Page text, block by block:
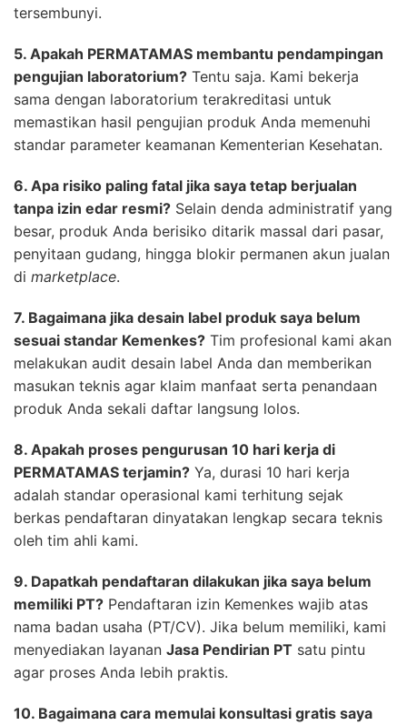
tersembunyi.
5. Apakah PERMATAMAS membantu pendampingan
pengujian laboratorium? Tentu saja. Kami bekerja
sama dengan laboratorium terakreditasi untuk
memastikan hasil pengujian produk Anda memenuhi
standar parameter keamanan Kementerian Kesehatan.
6. Apa risiko paling fatal jika saya tetap berjualan
tanpa izin edar resmi? Selain denda administratif yang
besar, produk Anda berisiko ditarik massal dari pasar,
penyitaan gudang, hingga blokir permanen akun jualan
di marketplace.
7. Bagaimana jika desain label produk saya belum
sesuai standar Kemenkes? Tim profesional kami akan
melakukan audit desain label Anda dan memberikan
masukan teknis agar klaim manfaat serta penandaan
produk Anda sekali daftar langsung lolos.
8. Apakah proses pengurusan 10 hari kerja di
PERMATAMAS terjamin? Ya, durasi 10 hari kerja
adalah standar operasional kami terhitung sejak
berkas pendaftaran dinyatakan lengkap secara teknis
oleh tim ahli kami.
9. Dapatkah pendaftaran dilakukan jika saya belum
memiliki PT? Pendaftaran izin Kemenkes wajib atas
nama badan usaha (PT/CV). Jika belum memiliki, kami
menyediakan layanan Jasa Pendirian PT satu pintu
agar proses Anda lebih praktis.
10. Bagaimana cara memulai konsultasi gratis saya